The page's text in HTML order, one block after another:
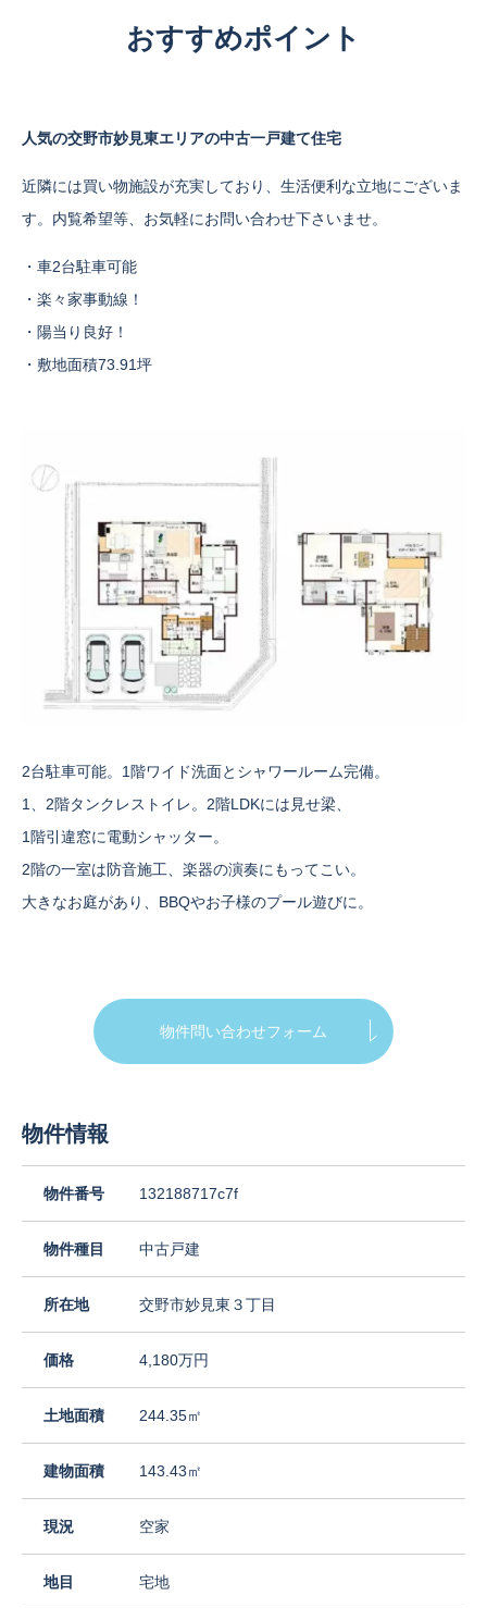
おすすめポイント
人気の交野市妙見東エリアの中古一戸建て住宅
近隣には買い物施設が充実しており、生活便利な立地にございま
す。内覧希望等、お気軽にお問い合わせ下さいませ。
・車2台駐車可能
・楽々家事動線！
・陽当り良好！
・敷地面積73.91坪
2台駐車可能。1階ワイド洗面とシャワールーム完備。
1、2階タンクレストイレ。2階LDKには見せ梁、
1階引違窓に電動シャッター。
2階の一室は防音施工、楽器の演奏にもってこい。
大きなお庭があり、BBQやお子様のプール遊びに。
物件問い合わせフォーム
物件情報
物件番号 132188717c7f
物件種目 中古戸建
所在地 交野市妙見東３丁目
価格 4,180万円
土地面積 244.35㎡
建物面積 143.43㎡
現況 空家
地目 宅地